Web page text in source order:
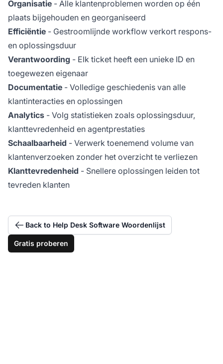
Organisatie - Alle klantenproblemen worden op één
plaats bijgehouden en georganiseerd
Efficiëntie - Gestroomlijnde workflow verkort respons-
en oplossingsduur
Verantwoording - Elk ticket heeft een unieke ID en
toegewezen eigenaar
Documentatie - Volledige geschiedenis van alle
klantinteracties en oplossingen
Analytics - Volg statistieken zoals oplossingsduur,
klanttevredenheid en agentprestaties
Schaalbaarheid - Verwerk toenemend volume van
klantenverzoeken zonder het overzicht te verliezen
Klanttevredenheid - Snellere oplossingen leiden tot
tevreden klanten
Back to Help Desk Software Woordenlijst
Gratis proberen